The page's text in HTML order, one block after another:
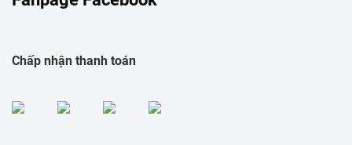
Chấp nhận thanh toán